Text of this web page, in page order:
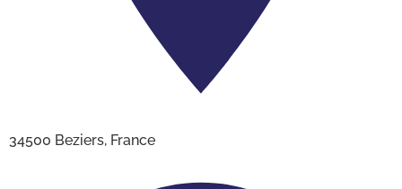
34500 Beziers, France